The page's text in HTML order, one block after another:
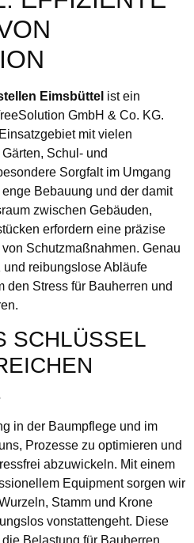
Eimsbüttel ist ein
GmbH & Co. KG.
mit vielen
Schul- und
Sorgfalt im Umgang
Bebauung und der damit
zwischen Gebäuden,
erfordern eine präzise
Schutzmaßnahmen. Genau
reibungslose Abläufe
den Stress für Bauherren und
SCHLÜSSEL
in der Baumpflege und im
Prozesse zu optimieren und
abzuwickeln. Mit einem
Equipment sorgen wir
Stamm und Krone
vonstattengeht. Diese
Belastung für Bauherren,